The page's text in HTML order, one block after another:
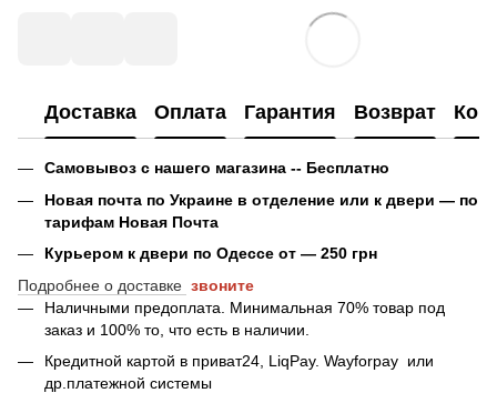
Доставка Оплата Гарантия Возврат
Самовывоз с нашего магазина -- Бесплатно
Новая почта по Украине в отделение или к двери — по
тарифам Новая Почта
Курьером к двери по Одессе от — 250 грн
Подробнее о доставке звоните
Наличными предоплата. Минимальная 70% товар под
заказ и 100% то, что есть в наличии.
Кредитной картой в приват24, LiqPay. Wayforpay или
др.платежной системы